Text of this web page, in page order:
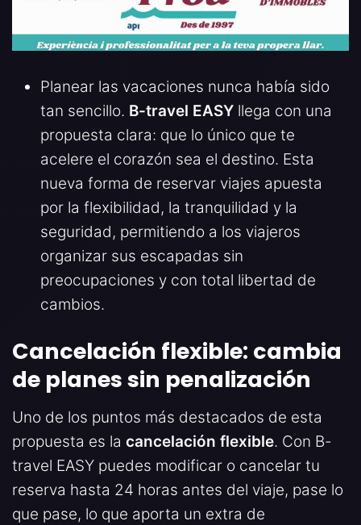
Planear las vacaciones nunca había sido
tan sencillo. B-travel EASY llega con una
propuesta clara: que lo único que te
acelere el corazón sea el destino. Esta
nueva forma de reservar viajes apuesta
por la flexibilidad, la tranquilidad y la
seguridad, permitiendo a los viajeros
organizar sus escapadas sin
preocupaciones y con total libertad de
cambios.
Cancelación flexible: cambia
de planes sin penalización
Uno de los puntos más destacados de esta
propuesta es la cancelación flexible. Con B-
travel EASY puedes modificar o cancelar tu
reserva hasta 24 horas antes del viaje, pase lo
que pase, lo que aporta un extra de